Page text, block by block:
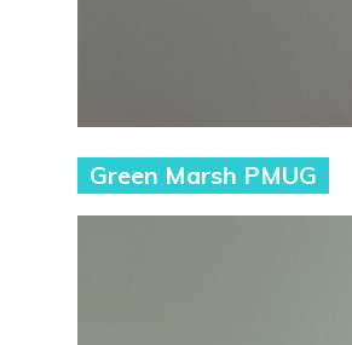
Green Marsh PMUG